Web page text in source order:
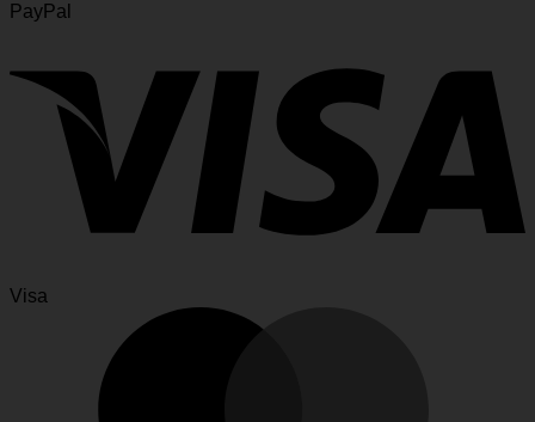
PayPal
Visa